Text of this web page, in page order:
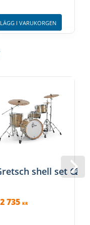
LÄGG I VARUKORGEN
Satin Walnut
shell set
735 KR